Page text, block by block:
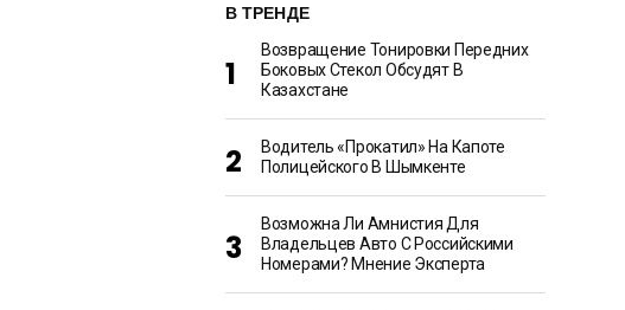
В ТРЕНДЕ
Возвращение Тонировки Передних
Боковых Стекол Обсудят В
Казахстане
Водитель «прокатил» На Капоте
Полицейского В Шымкенте
Возможна Ли Амнистия Для
Владельцев Авто С Российскими
Номерами? Мнение Эксперта